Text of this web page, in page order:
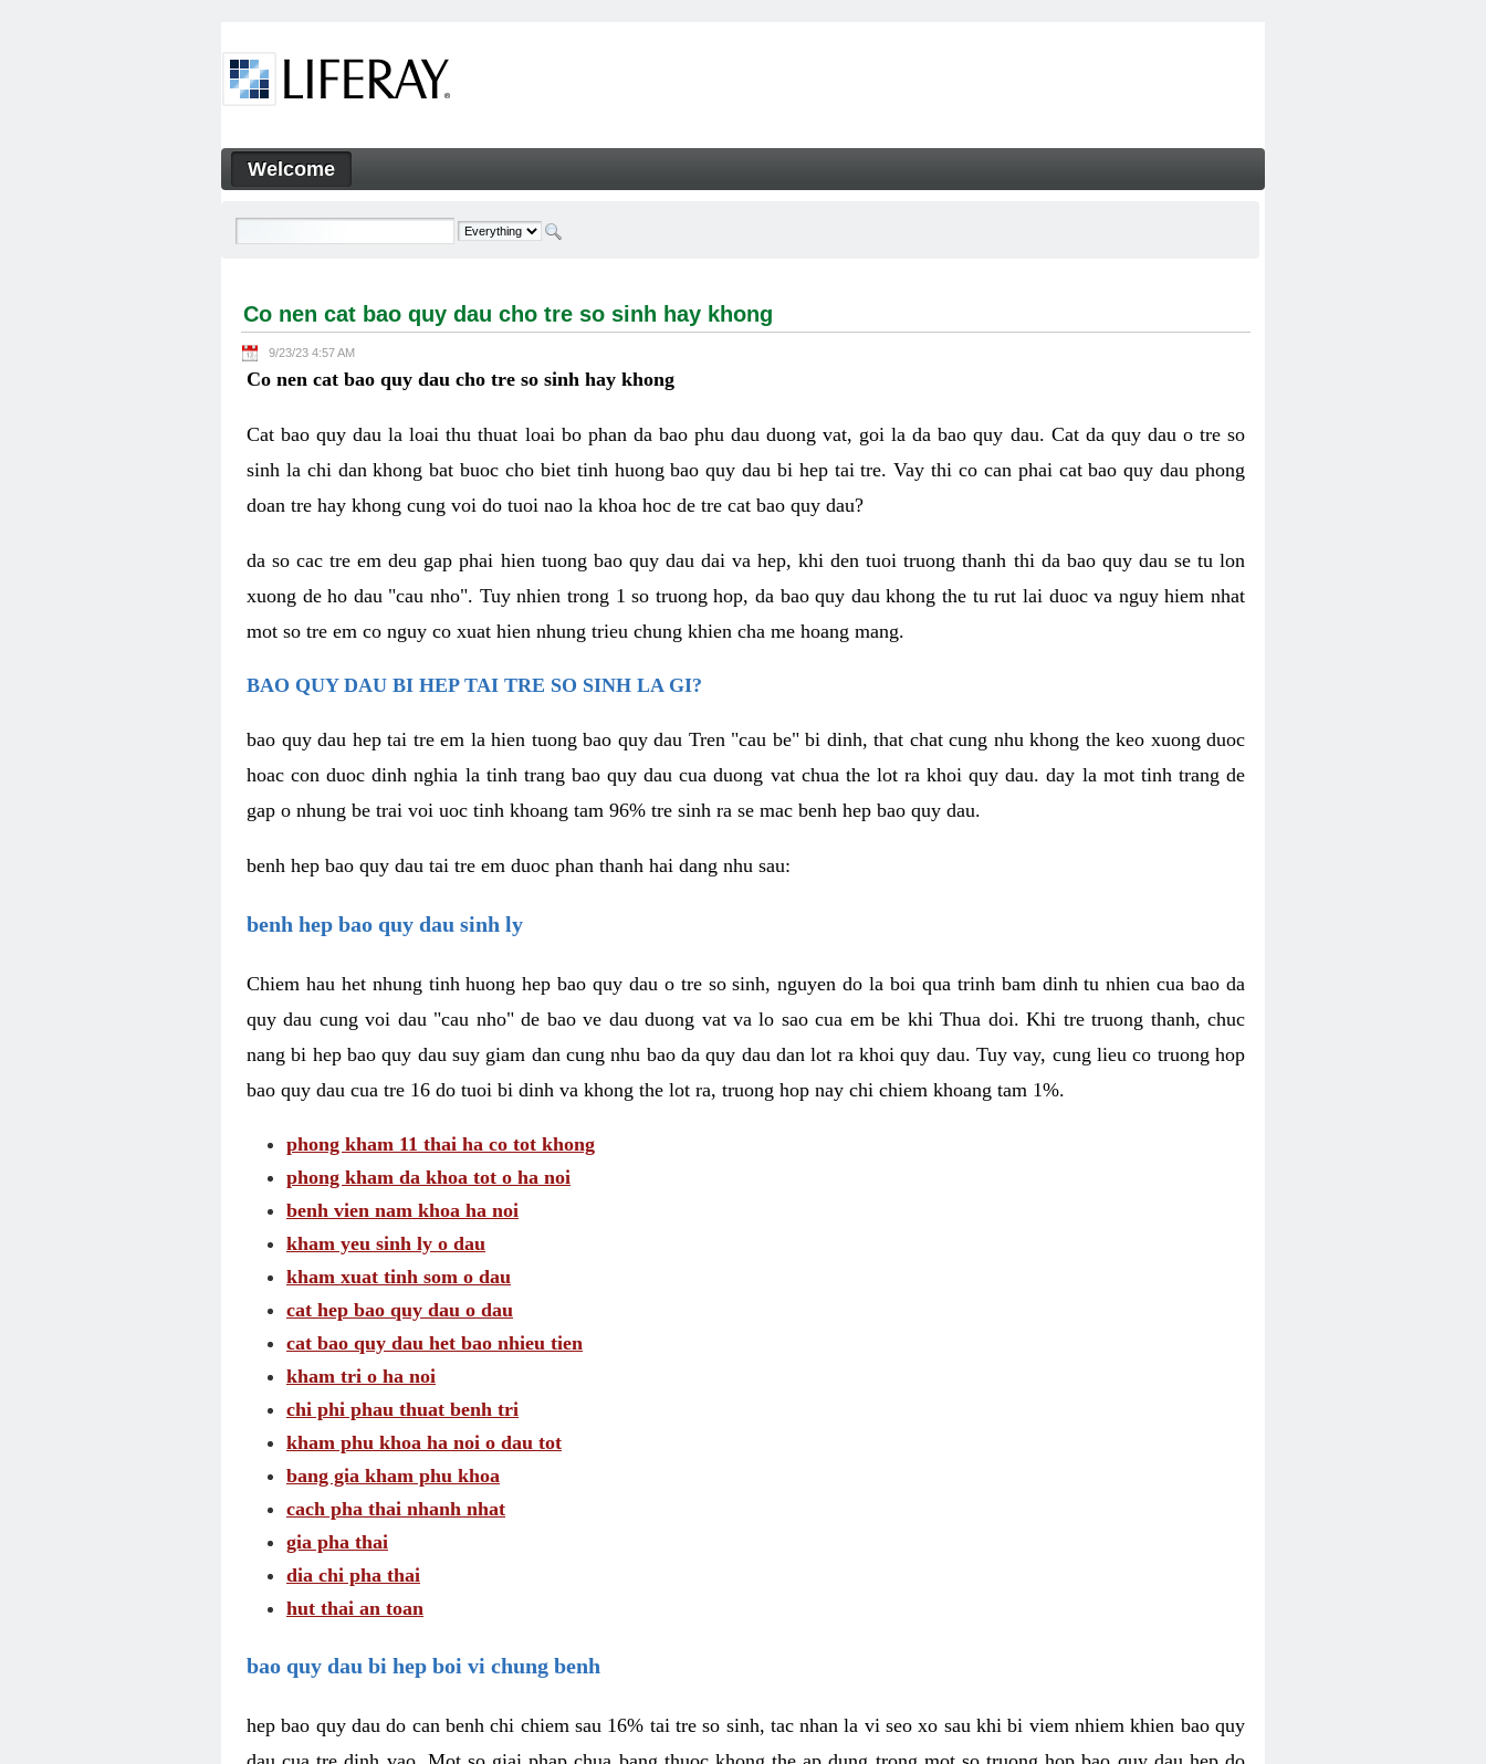
Co nen cat bao quy dau cho tre so sinh hay khong - Welcome
Navigation
Welcome
Co nen cat bao quy dau cho tre so sinh hay khong
9/23/23 4:57 AM
Co nen cat bao quy dau cho tre so sinh hay khong
Cat bao quy dau la loai thu thuat loai bo phan da bao phu dau duong vat, goi la da bao quy dau. Cat da quy dau o tre so
sinh la chi dan khong bat buoc cho biet tinh huong bao quy dau bi hep tai tre. Vay thi co can phai cat bao quy dau phong
doan tre hay khong cung voi do tuoi nao la khoa hoc de tre cat bao quy dau?
da so cac tre em deu gap phai hien tuong bao quy dau dai va hep, khi den tuoi truong thanh thi da bao quy dau se tu lon
xuong de ho dau "cau nho". Tuy nhien trong 1 so truong hop, da bao quy dau khong the tu rut lai duoc va nguy hiem nhat
mot so tre em co nguy co xuat hien nhung trieu chung khien cha me hoang mang.
BAO QUY DAU BI HEP TAI TRE SO SINH LA GI?
bao quy dau hep tai tre em la hien tuong bao quy dau Tren "cau be" bi dinh, that chat cung nhu khong the keo xuong duoc
hoac con duoc dinh nghia la tinh trang bao quy dau cua duong vat chua the lot ra khoi quy dau. day la mot tinh trang de
gap o nhung be trai voi uoc tinh khoang tam 96% tre sinh ra se mac benh hep bao quy dau.
benh hep bao quy dau tai tre em duoc phan thanh hai dang nhu sau:
benh hep bao quy dau sinh ly
Chiem hau het nhung tinh huong hep bao quy dau o tre so sinh, nguyen do la boi qua trinh bam dinh tu nhien cua bao da
quy dau cung voi dau "cau nho" de bao ve dau duong vat va lo sao cua em be khi Thua doi. Khi tre truong thanh, chuc
nang bi hep bao quy dau suy giam dan cung nhu bao da quy dau dan lot ra khoi quy dau. Tuy vay, cung lieu co truong hop
bao quy dau cua tre 16 do tuoi bi dinh va khong the lot ra, truong hop nay chi chiem khoang tam 1%.
phong kham 11 thai ha co tot khong
phong kham da khoa tot o ha noi
benh vien nam khoa ha noi
kham yeu sinh ly o dau
kham xuat tinh som o dau
cat hep bao quy dau o dau
cat bao quy dau het bao nhieu tien
kham tri o ha noi
chi phi phau thuat benh tri
kham phu khoa ha noi o dau tot
bang gia kham phu khoa
cach pha thai nhanh nhat
gia pha thai
dia chi pha thai
hut thai an toan
bao quy dau bi hep boi vi chung benh
hep bao quy dau do can benh chi chiem sau 16% tai tre so sinh, tac nhan la vi seo xo sau khi bi viem nhiem khien bao quy